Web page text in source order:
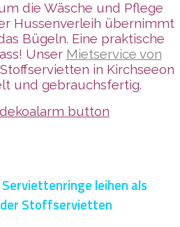
die Wäsche und Pflege
Hussenverleih übernimmt
Bügeln. Eine praktische
Unser Mietservice von
in Kirchseeon
und gebrauchsfertig.
leihen als
Stoffservietten